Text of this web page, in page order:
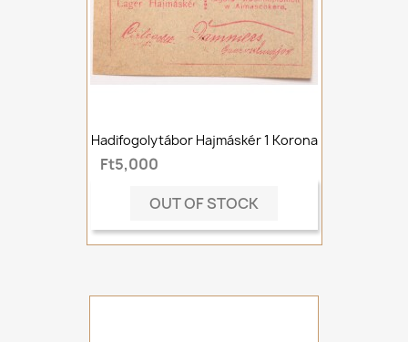
Hadifogolytábor Hajmáskér 1 Korona
Ft5,000
OUT OF STOCK